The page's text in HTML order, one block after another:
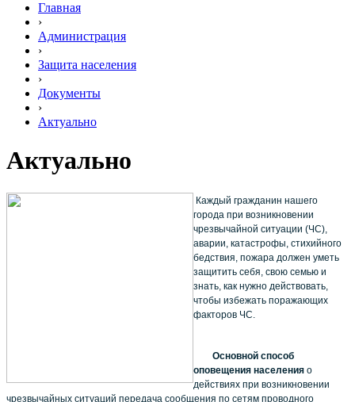
Главная
›
Администрация
›
Защита населения
›
Документы
›
Актуально
Актуально
Каждый гражданин нашего
города при возникновении
чрезвычайной ситуации (ЧС),
аварии, катастрофы, стихийного
бедствия, пожара должен уметь
защитить себя, свою семью и
знать, как нужно действовать,
чтобы избежать поражающих
факторов ЧС.
Основной способ
оповещения населения о
действиях при возникновении
чрезвычайных ситуаций передача сообщения по сетям проводного